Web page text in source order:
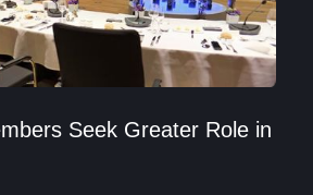
Seek Greater Role in